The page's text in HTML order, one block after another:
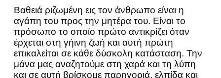
Βαθειά ριζωμένη εις τον άνθρωπο είναι η
αγάπη του προς την μητέρα του. Είναι το
πρόσωπο το οποίο πρώτο αντικρίζει όταν
έρχεται στη γήινη ζωή και αυτή πρώτη
επικαλείται σε κάθε δύσκολη κατάσταση. Την
μάνα μας αναζητούμε στη χαρά και τη λύπη
και σε αυτή βρίσκομε παρηγοριά, ελπίδα και